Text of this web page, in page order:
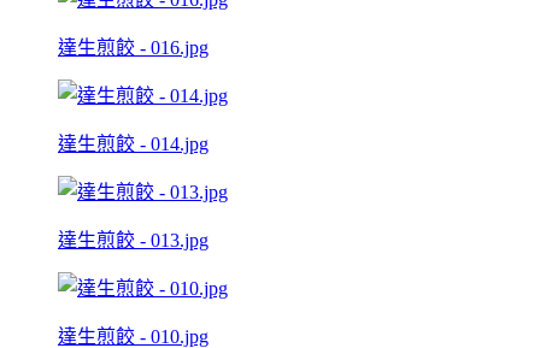
達生煎餃 - 016.jpg
達生煎餃 - 014.jpg
達生煎餃 - 013.jpg
達生煎餃 - 010.jpg